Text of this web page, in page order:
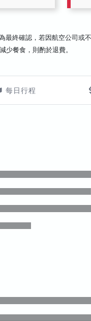
最終確認，若因航空公司或
少餐食，則酌於退費。
每日行程